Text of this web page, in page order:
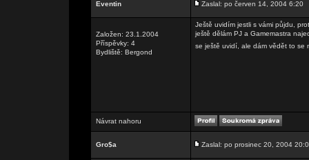
Eventin Zaslal: po červen 14, 2004 6:20
Založen: 23.1.2004
Příspěvky: 4
Bydliště: Bergond
Ještě uvidím jestli s vámi půjdu,
ještě dělám PJ a Gamemastra
se ještě uvidí, ale dám vědět to se
Návrat nahoru
Gro$a Zaslal: po prosinec 20, 2004